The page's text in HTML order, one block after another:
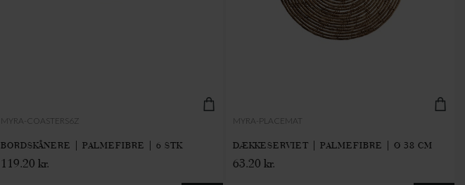
MYRA-COASTERS6Z
BORDSKÅNERE | PALMEFIBRE | 6 STK
119.20 kr.
MYRA-PLACEMAT
DÆKKESERVIET | PALMEFIBRE | Ø 38 CM
63.20 kr.